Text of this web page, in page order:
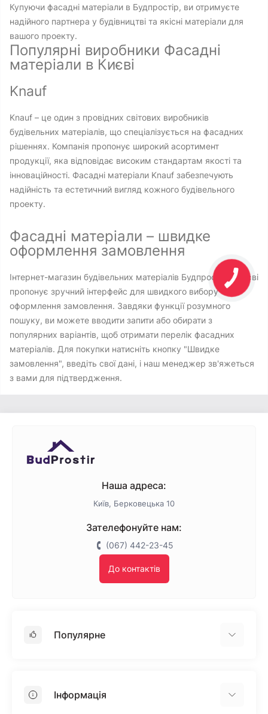
Купуючи фасадні матеріали в Будпростір, ви отримуєте
надійного партнера у будівництві та якісні матеріали для
вашого проекту.
Популярні виробники Фасадні
матеріали в Києві
Knauf
Knauf – це один з провідних світових виробників
будівельних матеріалів, що спеціалізується на фасадних
рішеннях. Компанія пропонує широкий асортимент
продукції, яка відповідає високим стандартам якості та
інноваційності. Фасадні матеріали Knauf забезпечують
надійність та естетичний вигляд кожного будівельного
проекту.
Фасадні матеріали – швидке
оформлення замовлення
Інтернет-магазин будівельних матеріалів Будпростір у Києві
пропонує зручний інтерфейс для швидкого вибору та
оформлення замовлення. Завдяки функції розумного
пошуку, ви можете вводити запити або обирати з
популярних варіантів, щоб отримати перелік фасадних
матеріалів. Для покупки натисніть кнопку "Швидке
замовлення", введіть свої дані, і наш менеджер зв'яжеться
з вами для підтвердження.
Наша адреса:
Київ, Берковецька 10
Зателефонуйте нам:
(067) 442-23-45
До контактів
Популярне
ПінопластІнформація